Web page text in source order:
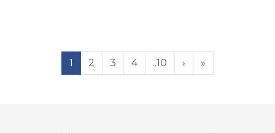
1 2 3 4 ..10 › »